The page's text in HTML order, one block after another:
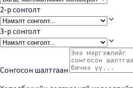
2-р сонголт
3-р сонголт
Сонгосон шалтгаан